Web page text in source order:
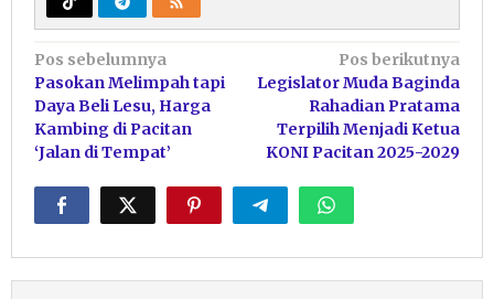
Navigasi
pos
Pos sebelumnya
Pasokan Melimpah tapi
Daya Beli Lesu, Harga
Kambing di Pacitan
‘Jalan di Tempat’
Pos berikutnya
Legislator Muda Baginda
Rahadian Pratama
Terpilih Menjadi Ketua
KONI Pacitan 2025-2029